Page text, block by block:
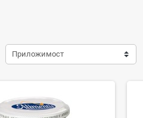
Приложимост